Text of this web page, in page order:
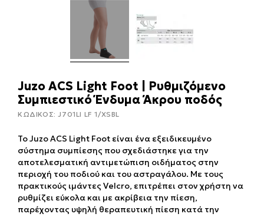
Juzo ACS Light Foot | Ρυθμιζόμενο
Συμπιεστικό Ένδυμα Άκρου ποδός
ΚΩΔΙΚΟΣ:J701LI LF 1/XSBL
Το Juzo ACS Light Foot είναι ένα εξειδικευμένο
σύστημα συμπίεσης που σχεδιάστηκε για την
αποτελεσματική αντιμετώπιση οιδήματος στην
περιοχή του ποδιού και του αστραγάλου. Με τους
πρακτικούς ιμάντες Velcro, επιτρέπει στον χρήστη να
ρυθμίζει εύκολα και με ακρίβεια την πίεση,
παρέχοντας υψηλή θεραπευτική πίεση κατά την